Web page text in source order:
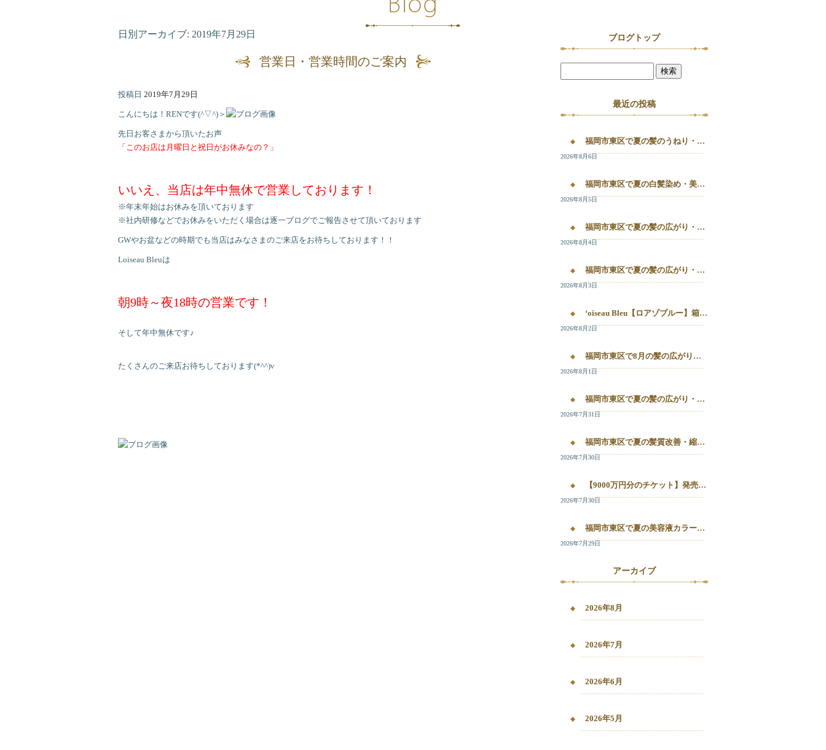
日別アーカイブ: 2019年7月29日
営業日・営業時間のご案内
投稿日 2019年7月29日
こんにちは！RENです(^▽^)＞
先日お客さまから頂いたお声
「このお店は月曜日と祝日がお休みなの？」
いいえ、当店は年中無休で営業しております！
※年末年始はお休みを頂いております
※社内研修などでお休みをいただく場合は逐一ブログでご報告させて頂いております
GWやお盆などの時期でも当店はみなさまのご来店をお待ちしております！！
Loiseau Bleuは
朝9時～夜18時の営業です！
そして年中無休です♪
たくさんのご来店お待ちしております(*^^)v
ブログトップ
最近の投稿
福岡市東区で夏の髪のうねり・白髪染め・美容液カラーを相談するなら｜箱崎・千早のL’oiseau Bleu
2026年8月6日
福岡市東区で夏の白髪染め・美容液カラー・髪質改善を相談したい方へ｜箱崎・千早のL’oiseau Bleu
2026年8月5日
福岡市東区で夏の髪の広がり・白髪染め・美容液カラーを相談したい方へ｜箱崎・千早のL’oiseau Bleu
2026年8月4日
福岡市東区で夏の髪の広がり・白髪染め・美容液カラーを相談したい方へ｜箱崎・千早のL’oiseau Bleu
2026年8月3日
‘oiseau Bleu【ロアゾブルー】箱崎店】 福岡市東区箱崎で、夏の白髪染めやカラー後の毛先のパサつき、髪の艶不足が気になる方へ。
2026年8月2日
福岡市東区で8月の髪の広がり・白髪染め・美容液カラーを相談するなら
2026年8月1日
福岡市東区で夏の髪の広がり・白髪染め・美容液カラーを相談したい方へ｜箱崎・千早のL’oiseau Bleu
2026年7月31日
福岡市東区で夏の髪質改善・縮毛矯正・美容液カラーを相談したい方へ｜箱崎・千早の全席個室美容室ロアゾブルー
2026年7月30日
【9000万円分のチケット】発売開始！！20%OFFで施術が受けられます！
2026年7月30日
福岡市東区で夏の美容液カラー・白髪染め・髪質改善縮毛矯正を相談したい方へ
2026年7月29日
アーカイブ
2026年8月
2026年7月
2026年6月
2026年5月